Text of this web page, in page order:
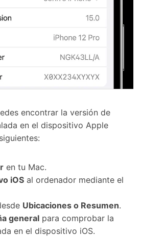
encontrar la versión de
en el dispositivo Apple
en tu Mac.󠀲󠀩󠀠󠀥󠀦󠀩󠀧󠀩󠀳
iOS al ordenador mediante el
Ubicaciones o Resumen.
general para comprobar la
en el dispositivo iOS.